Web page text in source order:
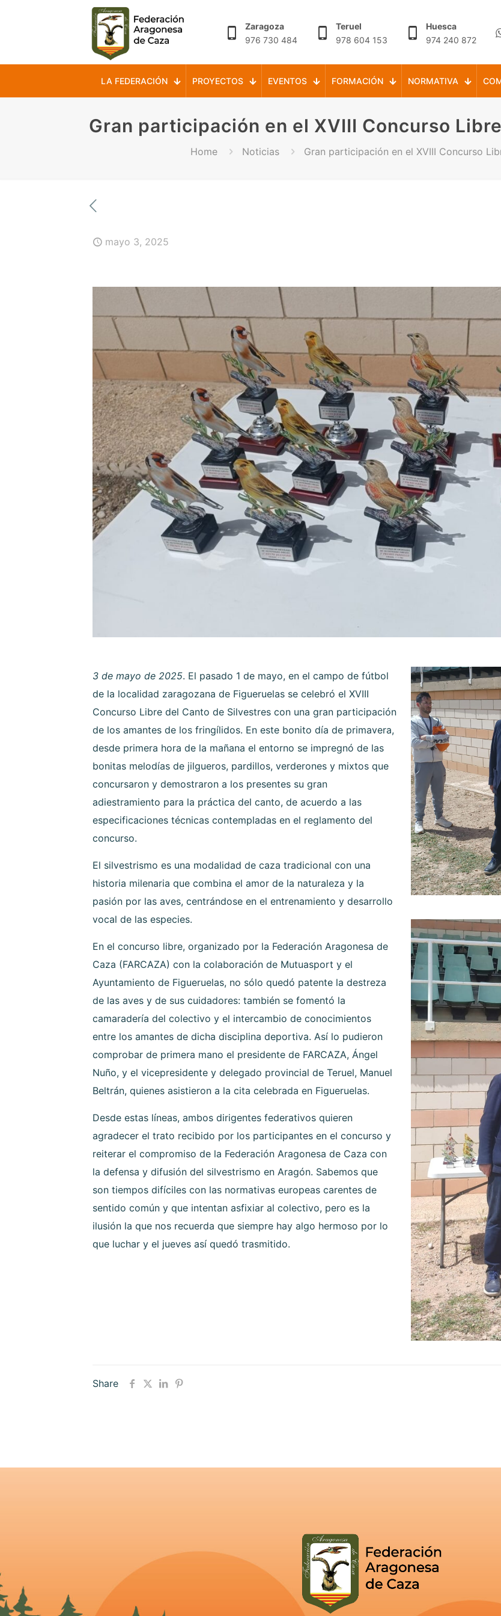
Zaragoza
976 730 484
Teruel
978 604 153
Huesca
974 240 872
LA FEDERACIÓN PROYECTOS EVENTOS FORMACIÓN NORMATIVA
Gran participación en el XVIII Concurso
Home Noticias Gran participación en el XVIII Concurso
mayo 3, 2025
3 de mayo de 2025. El pasado 1 de mayo, en el campo de fútbol
de la localidad zaragozana de Figueruelas se celebró el XVIII
Concurso Libre del Canto de Silvestres con una gran participación
de los amantes de los fringílidos. En este bonito día de primavera,
desde primera hora de la mañana el entorno se impregnó de las
bonitas melodías de jilgueros, pardillos, verderones y mixtos que
concursaron y demostraron a los presentes su gran
adiestramiento para la práctica del canto, de acuerdo a las
especificaciones técnicas contempladas en el reglamento del
concurso.
El silvestrismo es una modalidad de caza tradicional con una
historia milenaria que combina el amor de la naturaleza y la
pasión por las aves, centrándose en el entrenamiento y desarrollo
vocal de las especies.
En el concurso libre, organizado por la Federación Aragonesa de
Caza (FARCAZA) con la colaboración de Mutuasport y el
Ayuntamiento de Figueruelas, no sólo quedó patente la destreza
de las aves y de sus cuidadores: también se fomentó la
camaradería del colectivo y el intercambio de conocimientos
entre los amantes de dicha disciplina deportiva. Así lo pudieron
comprobar de primera mano el presidente de FARCAZA, Ángel
Nuño, y el vicepresidente y delegado provincial de Teruel, Manuel
Beltrán, quienes asistieron a la cita celebrada en Figueruelas.
Desde estas líneas, ambos dirigentes federativos quieren
agradecer el trato recibido por los participantes en el concurso y
reiterar el compromiso de la Federación Aragonesa de Caza con
la defensa y difusión del silvestrismo en Aragón. Sabemos que
son tiempos difíciles con las normativas europeas carentes de
sentido común y que intentan asfixiar al colectivo, pero es la
ilusión la que nos recuerda que siempre hay algo hermoso por lo
que luchar y el jueves así quedó trasmitido.
Share